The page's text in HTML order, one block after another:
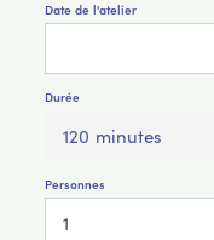
Date de l'atelier
Durée
120 minutes
Personnes